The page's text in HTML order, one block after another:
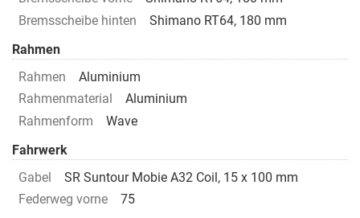
Bremsscheibe hinten
Shimano RT64, 180 mm
Rahmen
Rahmen
Aluminium
Rahmenmaterial
Aluminium
Rahmenform
Wave
Fahrwerk
Gabel
SR Suntour Mobie A32 Coil, 15 x 100 mm
Federweg vorne
75